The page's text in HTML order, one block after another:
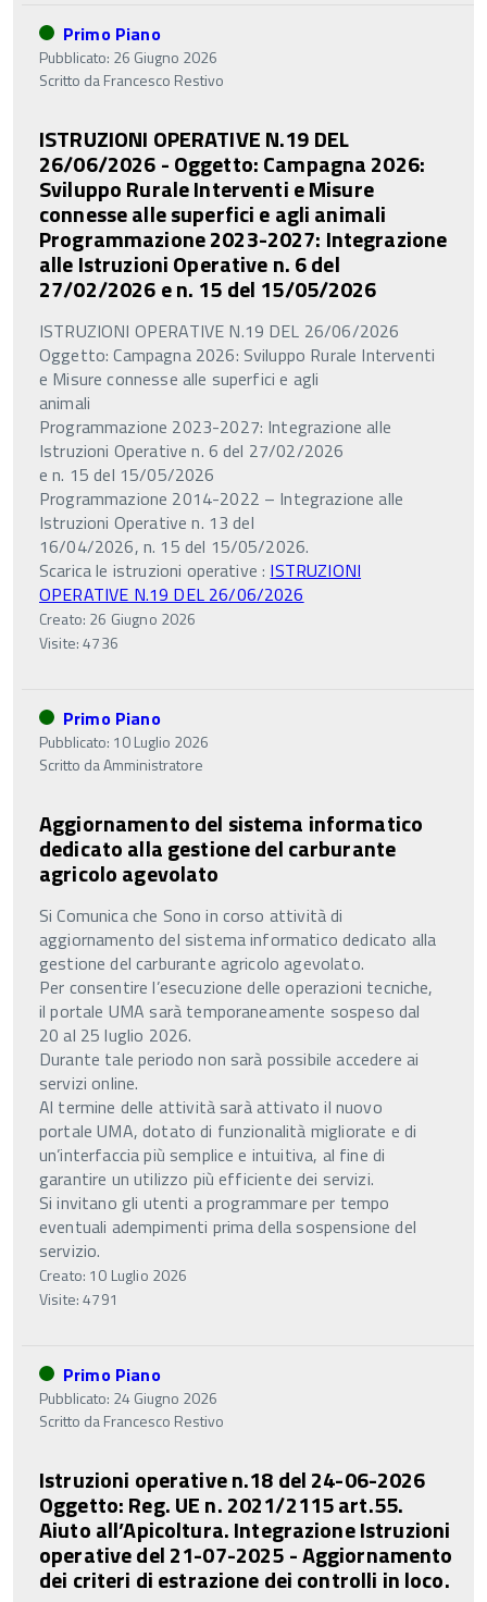
Primo Piano
Pubblicato: 26 Giugno 2026
Scritto daFrancesco Restivo
ISTRUZIONI OPERATIVE N.19 DEL
26/06/2026 - Oggetto: Campagna 2026:
Sviluppo Rurale Interventi e Misure
connesse alle superfici e agli animali
Programmazione 2023-2027: Integrazione
alle Istruzioni Operative n. 6 del
27/02/2026 e n. 15 del 15/05/2026
ISTRUZIONI OPERATIVE N.19 DEL 26/06/2026
Oggetto: Campagna 2026: Sviluppo Rurale Interventi
e Misure connesse alle superfici e agli
animali
Programmazione 2023-2027: Integrazione alle
Istruzioni Operative n. 6 del 27/02/2026
e n. 15 del 15/05/2026
Programmazione 2014-2022 – Integrazione alle
Istruzioni Operative n. 13 del
16/04/2026, n. 15 del 15/05/2026.
Scarica le istruzioni operative : ISTRUZIONI
OPERATIVE N.19 DEL 26/06/2026
Creato: 26 Giugno 2026
Visite: 4736
Primo Piano
Pubblicato: 10 Luglio 2026
Scritto daAmministratore
Aggiornamento del sistema informatico
dedicato alla gestione del carburante
agricolo agevolato
Si Comunica che Sono in corso attività di
aggiornamento del sistema informatico dedicato alla
gestione del carburante agricolo agevolato.
Per consentire l’esecuzione delle operazioni tecniche,
il portale UMA sarà temporaneamente sospeso dal
20 al 25 luglio 2026.
Durante tale periodo non sarà possibile accedere ai
servizi online.
Al termine delle attività sarà attivato il nuovo
portale UMA, dotato di funzionalità migliorate e di
un’interfaccia più semplice e intuitiva, al fine di
garantire un utilizzo più efficiente dei servizi.
Si invitano gli utenti a programmare per tempo
eventuali adempimenti prima della sospensione del
servizio.
Creato: 10 Luglio 2026
Visite: 4791
Primo Piano
Pubblicato: 24 Giugno 2026
Scritto daFrancesco Restivo
Istruzioni operative n.18 del 24-06-2026
Oggetto: Reg. UE n. 2021/2115 art.55.
Aiuto all’Apicoltura. Integrazione Istruzioni
operative del 21-07-2025 - Aggiornamento
dei criteri di estrazione dei controlli in loco.